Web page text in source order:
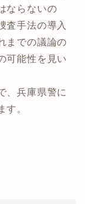
ならないの
査手法の導入
までの議論の
可能性を見い
、兵庫県警に
す。